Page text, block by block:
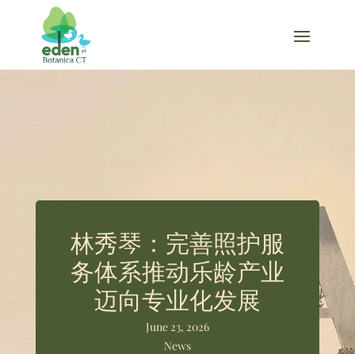
林秀琴：完善照护服
务体系推动乐龄产业
迈向专业化发展
June 23, 2026
News